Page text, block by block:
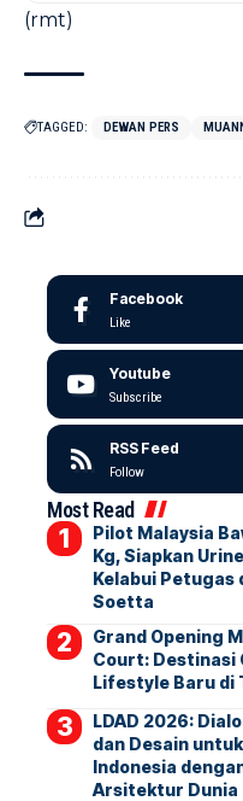
(rmt)
TAGGED: DEWAN PERS
Facebook
Like
Youtube
Subscribe
RSS Feed
Follow
Most Read
Pilot Malaysia
Kg, Siapkan
Kelabui Petugas
Soetta
Grand Opening
Court: Destinasi
Lifestyle Baru di
LDAD 2026:
dan Desain
Indonesia
Arsitektur Dunia